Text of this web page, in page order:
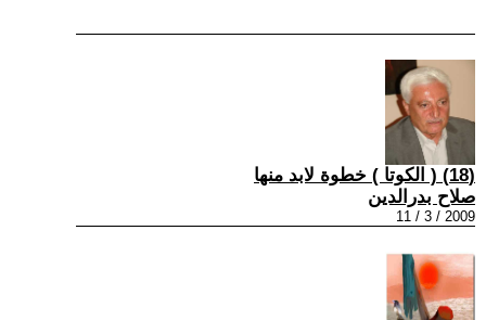
(18) ( الكوتا ) خطوة لابد منها
صلاح بدرالدين
2009 / 3 / 11